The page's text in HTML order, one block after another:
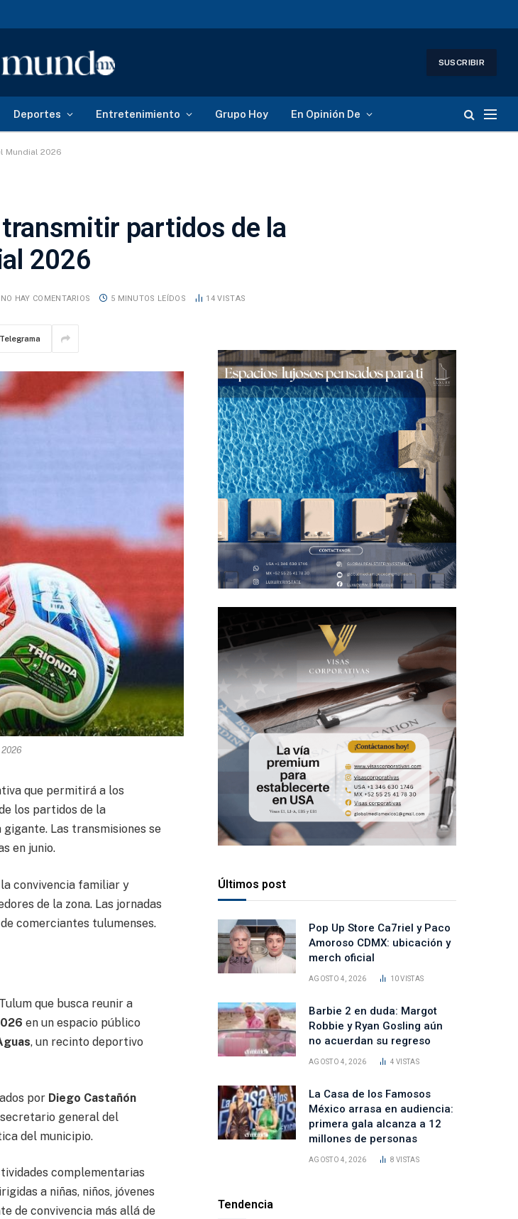
SUSCRIBIR
Deportes Entretenimiento Grupo Hoy En Opinión De
Mundial 2026
partidos de la
2026
NO HAY COMENTARIOS 5 MINUTOS LEÍDOS 14VISTAS
Telegrama
2026
que permitirá a los
los partidos de la
Las transmisiones se
en junio.
convivencia familiar y
de la zona. Las jornadas
comerciantes tulumenses.
que busca reunir a
en un espacio público
, un recinto deportivo
por Diego Castañón
general del
del municipio.
complementarias
a niñas, niños, jóvenes
de convivencia más allá de
Últimos post
Pop Up Store Ca7riel y Paco
Amoroso CDMX: ubicación y
merch oficial
AGOSTO 4, 2026 10VISTAS
Barbie 2 en duda: Margot
Robbie y Ryan Gosling aún
no acuerdan su regreso
AGOSTO 4, 2026 4VISTAS
La Casa de los Famosos
México arrasa en audiencia:
primera gala alcanza a 12
millones de personas
AGOSTO 4, 2026 8VISTAS
Tendencia